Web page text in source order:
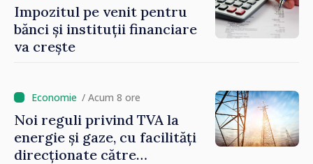
Impozitul pe venit pentru
bănci și instituții financiare
va crește
/ Acum 8 ore
Noi reguli privind TVA la
energie și gaze, cu facilități
direcționate către